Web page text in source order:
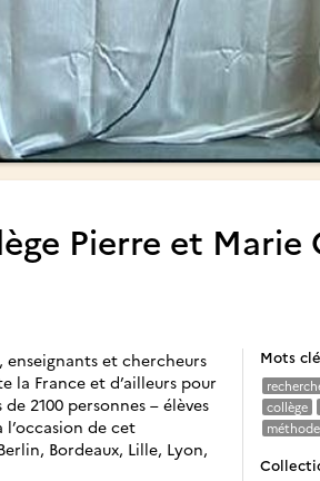
Pierre et Marie
enseignants et chercheurs
la France et d’ailleurs pour
2100 personnes – élèves
de cet
Bordeaux, Lille, Lyon,
Mots
collège